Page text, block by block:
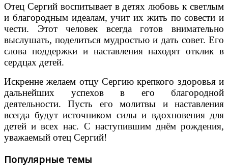
Отец Сергий воспитывает в детях любовь к светлым
и благородным идеалам, учит их жить по совести и
чести. Этот человек всегда готов внимательно
выслушать, поделиться мудростью и дать совет. Его
слова поддержки и наставления находят отклик в
сердцах детей.
Искренне желаем отцу Сергию крепкого здоровья и
дальнейших успехов в его благородной
деятельности. Пусть его молитвы и наставления
всегда будут источником силы и вдохновения для
детей и всех нас. С наступившим днём рождения,
уважаемый отец Сергий!
Популярные темы